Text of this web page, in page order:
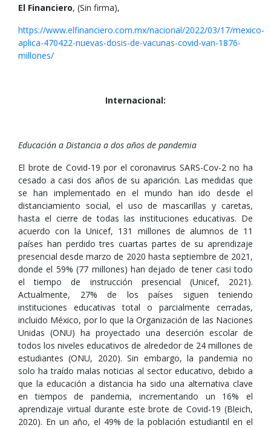
El Financiero, (Sin firma),
https://www.elfinanciero.com.mx/nacional/2022/03/17/mexico-
aplica-470422-nuevas-dosis-de-vacunas-covid-van-1876-
millones/
Internacional:
Educación a Distancia a dos años de pandemia
El brote de Covid-19 por el coronavirus SARS-Cov-2 no ha
cesado a casi dos años de su aparición. Las medidas que
se han implementado en el mundo han ido desde el
distanciamiento social, el uso de mascarillas y caretas,
hasta el cierre de todas las instituciones educativas. De
acuerdo con la Unicef, 131 millones de alumnos de 11
países han perdido tres cuartas partes de su aprendizaje
presencial desde marzo de 2020 hasta septiembre de 2021,
donde el 59% (77 millones) han dejado de tener casi todo
el tiempo de instrucción presencial (Unicef, 2021).
Actualmente, 27% de los países siguen teniendo
instituciones educativas total o parcialmente cerradas,
incluido México, por lo que la Organización de las Naciones
Unidas (ONU) ha proyectado una deserción escolar de
todos los niveles educativos de alrededor de 24 millones de
estudiantes (ONU, 2020). Sin embargo, la pandemia no
solo ha traído malas noticias al sector educativo, debido a
que la educación a distancia ha sido una alternativa clave
en tiempos de pandemia, incrementando un 16% el
aprendizaje virtual durante este brote de Covid-19 (Bleich,
2020). En un año, el 49% de la población estudiantil en el